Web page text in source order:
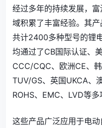
经过多年的持续发展，
域积累了丰富经验。其
共计2400多种型号的锂
均通过了CB国际认证、
CCC/CQC、欧洲CE、
TUV/GS、英国UKCA、
ROHS、EMC、LVD等多
这些产品广泛应用于电